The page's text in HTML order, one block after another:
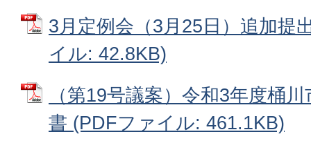
3月定例会（3月25日）追加提
イル: 42.8KB)
（第19号議案）令和3年度桶
書 (PDFファイル: 461.1KB)